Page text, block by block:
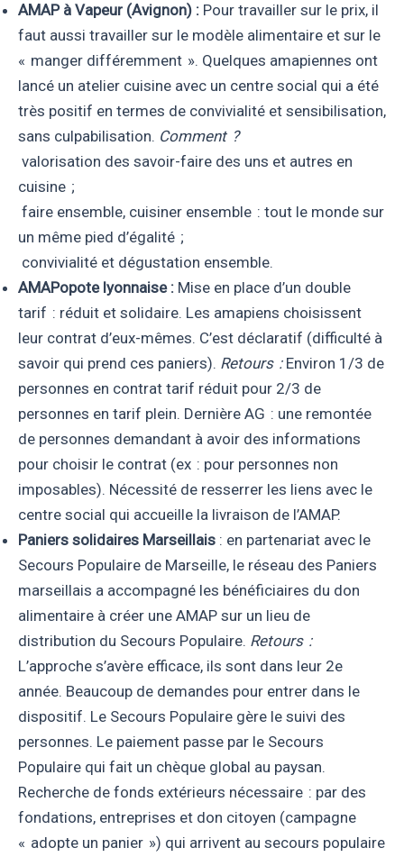
AMAP à Vapeur (Avignon) : Pour travailler sur le prix, il
faut aussi travailler sur le modèle alimentaire et sur le
« manger différemment ». Quelques amapiennes ont
lancé un atelier cuisine avec un centre social qui a été
très positif en termes de convivialité et sensibilisation,
sans culpabilisation. Comment ?
valorisation des savoir-faire des uns et autres en
cuisine ;
faire ensemble, cuisiner ensemble : tout le monde sur
un même pied d’égalité ;
convivialité et dégustation ensemble.
AMAPopote lyonnaise : Mise en place d’un double
tarif : réduit et solidaire. Les amapiens choisissent
leur contrat d’eux-mêmes. C’est déclaratif (difficulté à
savoir qui prend ces paniers). Retours : Environ 1/3 de
personnes en contrat tarif réduit pour 2/3 de
personnes en tarif plein. Dernière AG : une remontée
de personnes demandant à avoir des informations
pour choisir le contrat (ex : pour personnes non
imposables). Nécessité de resserrer les liens avec le
centre social qui accueille la livraison de l’AMAP.
Paniers solidaires Marseillais : en partenariat avec le
Secours Populaire de Marseille, le réseau des Paniers
marseillais a accompagné les bénéficiaires du don
alimentaire à créer une AMAP sur un lieu de
distribution du Secours Populaire. Retours :
L’approche s’avère efficace, ils sont dans leur 2e
année. Beaucoup de demandes pour entrer dans le
dispositif. Le Secours Populaire gère le suivi des
personnes. Le paiement passe par le Secours
Populaire qui fait un chèque global au paysan.
Recherche de fonds extérieurs nécessaire : par des
fondations, entreprises et don citoyen (campagne
« adopte un panier ») qui arrivent au secours populaire